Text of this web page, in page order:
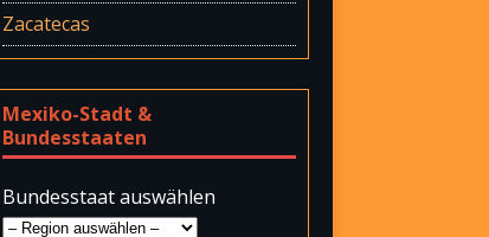
Zacatecas
Mexiko-Stadt &
Bundesstaaten
Bundesstaat auswählen